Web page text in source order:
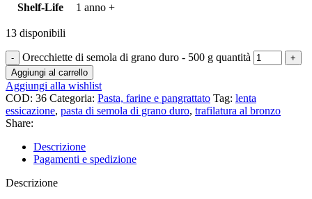
Shelf-Life
1 anno +
13 disponibili
Orecchiette di semola di grano duro - 500 g quantità
Aggiungi al carrello
Aggiungi alla wishlist
COD: 36 Categoria: Pasta, farine e pangrattato Tag: lenta
essicazione, pasta di semola di grano duro, trafilatura al bronzo
Share:
Descrizione
Pagamenti e spedizione
Descrizione